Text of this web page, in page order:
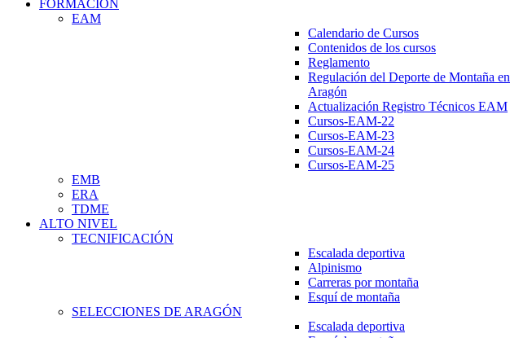
FORMACIÓN
EAM
Calendario de Cursos
Contenidos de los cursos
Reglamento
Regulación del Deporte de Montaña en
Aragón
Actualización Registro Técnicos EAM
Cursos-EAM-22
Cursos-EAM-23
Cursos-EAM-24
Cursos-EAM-25
EMB
ERA
TDME
ALTO NIVEL
TECNIFICACIÓN
Escalada deportiva
Alpinismo
Carreras por montaña
Esquí de montaña
SELECCIONES DE ARAGÓN
Escalada deportiva